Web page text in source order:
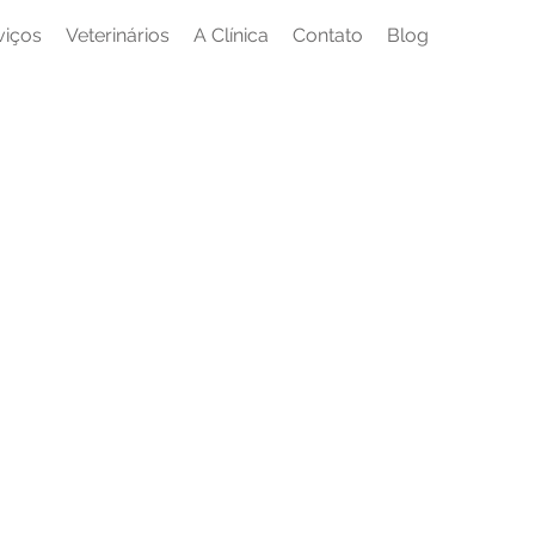
Veterinários A Clínica Contato Blog